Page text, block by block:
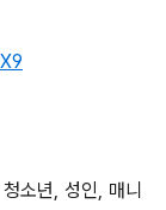
소년, 성인, 매니